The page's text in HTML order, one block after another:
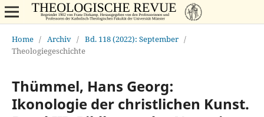
Home / Archiv / Bd. 118 (2022): September /
Theologiegeschichte
Thümmel, Hans Georg:
Ikonologie der christlichen Kunst.